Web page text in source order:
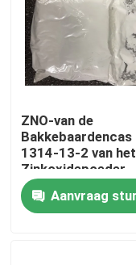
Huis
Producten
ZNO-van de
Bakkebaardencas
1314-13-2 van het
Zinkoxidepoeder
Tetrapod Gevormd
Rubber de
Deklaagmateriaal
Aanvraag